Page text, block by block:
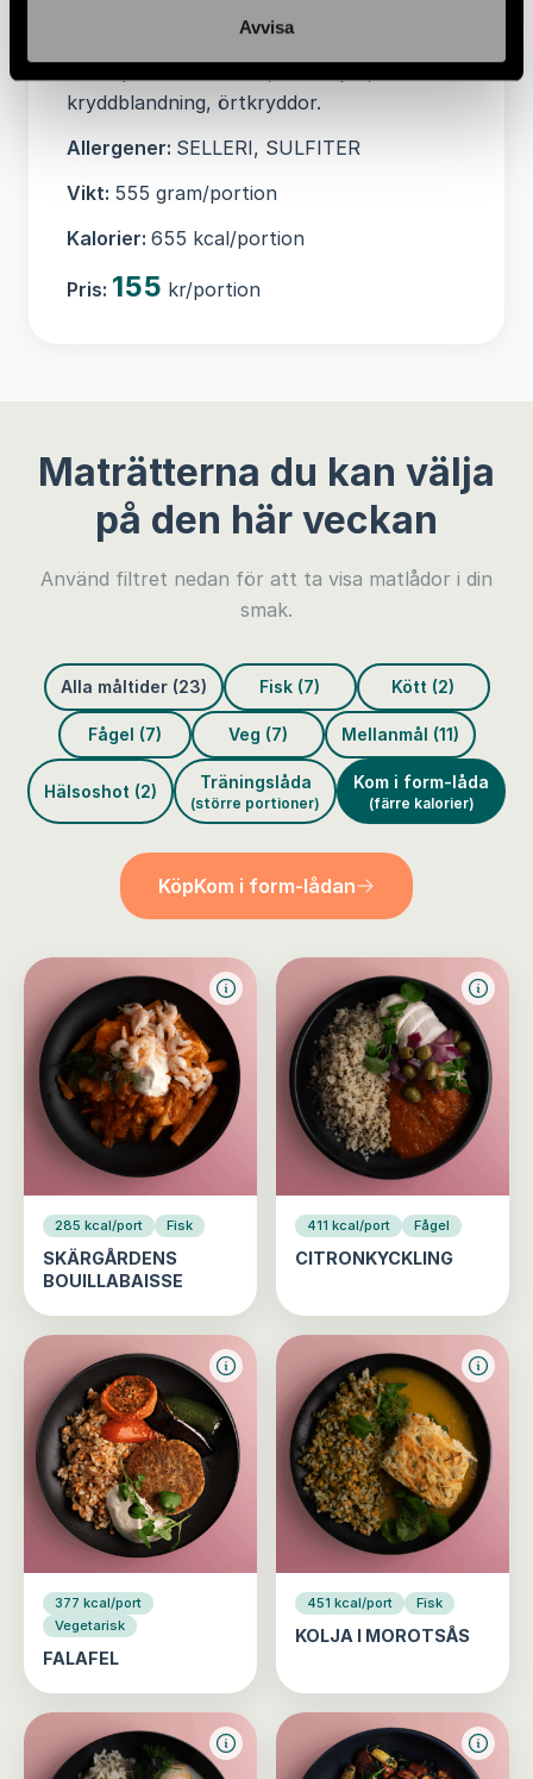
Avvisa
chili röd, balsamicoVINÄGER, vitlök,
kryddblandning, örtkryddor.
Allergener: SELLERI, SULFITER
Vikt: 555 gram/portion
Kalorier: 655 kcal/portion
Pris: 155 kr/portion
Maträtterna du kan välja
på den här veckan
Använd filtret nedan för att ta visa matlådor i din
smak.
Alla måltider (23) Fisk (7) Kött (2)
Fågel (7) Veg (7) Mellanmål (11)
Hälsoshot (2) Träningslåda
(större portioner)
Kom i form-låda
(färre kalorier)
KöpKom i form-lådan
285 kcal/port Fisk
SKÄRGÅRDENS
BOUILLABAISSE
411 kcal/port Fågel
CITRONKYCKLING
377 kcal/port
Vegetarisk
FALAFEL
451 kcal/port Fisk
KOLJA I MOROTSÅS